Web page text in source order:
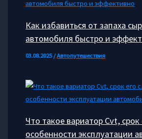
Как избавиться от запаха
автомобиля быстро и
03.08.2025/Автопутешествия
Что такое вариатор Cvt,
особенности эксплуатации